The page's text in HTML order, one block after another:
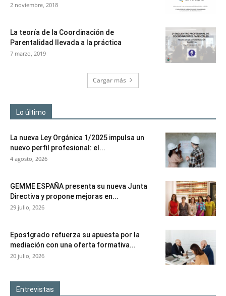
2 noviembre, 2018
La teoría de la Coordinación de
Parentalidad llevada a la práctica
7 marzo, 2019
Cargar más
Lo último
La nueva Ley Orgánica 1/2025 impulsa un
nuevo perfil profesional: el...
4 agosto, 2026
GEMME ESPAÑA presenta su nueva Junta
Directiva y propone mejoras en...
29 julio, 2026
Epostgrado refuerza su apuesta por la
mediación con una oferta formativa...
20 julio, 2026
Entrevistas